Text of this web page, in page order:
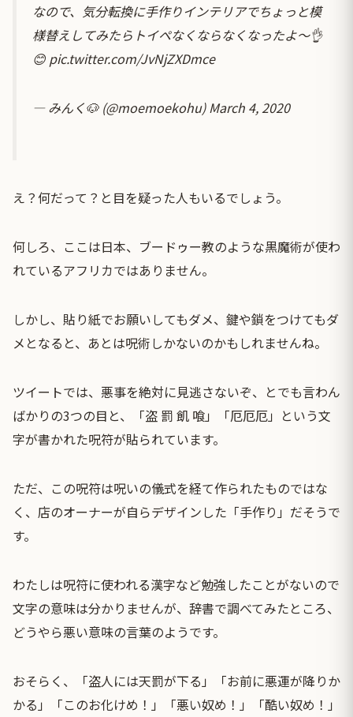
なので、気分転換に手作りインテリアでちょっと模
様替えしてみたらトイペなくならなくなったよ〜👌
😊 pic.twitter.com/JvNjZXDmce
— みんく🐶 (@moemoekohu)March 4, 2020
え？何だって？と目を疑った人もいるでしょう。
何しろ、ここは日本、ブードゥー教のような黒魔術が使わ
れているアフリカではありません。
しかし、貼り紙でお願いしてもダメ、鍵や鎖をつけてもダ
メとなると、あとは呪術しかないのかもしれませんね。
ツイートでは、悪事を絶対に見逃さないぞ、とでも言わん
ばかりの3つの目と、「盗 罰 飢 喰」「厄厄厄」という文
字が書かれた呪符が貼られています。
ただ、この呪符は呪いの儀式を経て作られたものではな
く、店のオーナーが自らデザインした「手作り」だそうで
す。
わたしは呪符に使われる漢字など勉強したことがないので
文字の意味は分かりませんが、辞書で調べてみたところ、
どうやら悪い意味の言葉のようです。
おそらく、「盗人には天罰が下る」「お前に悪運が降りか
かる」「このお化けめ！」「悪い奴め！」「酷い奴め！」